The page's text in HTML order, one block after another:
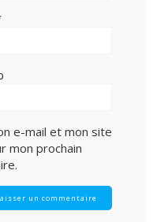
e-mail et mon site
mon prochain